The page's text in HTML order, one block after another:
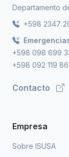
Departamento
+598 2347
+598 098 699
+598 092 119
Contacto
Empresa
Sobre ISUSA